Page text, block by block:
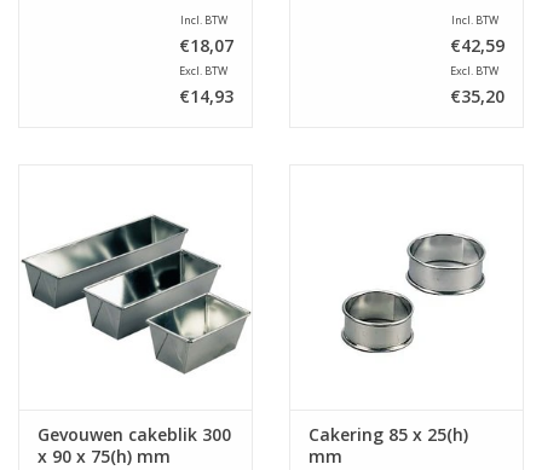
Incl. BTW
€18,07
Excl. BTW
€14,93
Incl. BTW
€42,59
Excl. BTW
€35,20
Gevouwen cakeblik 300
x 90 x 75(h) mm
Cakering 85 x 25(h)
mm